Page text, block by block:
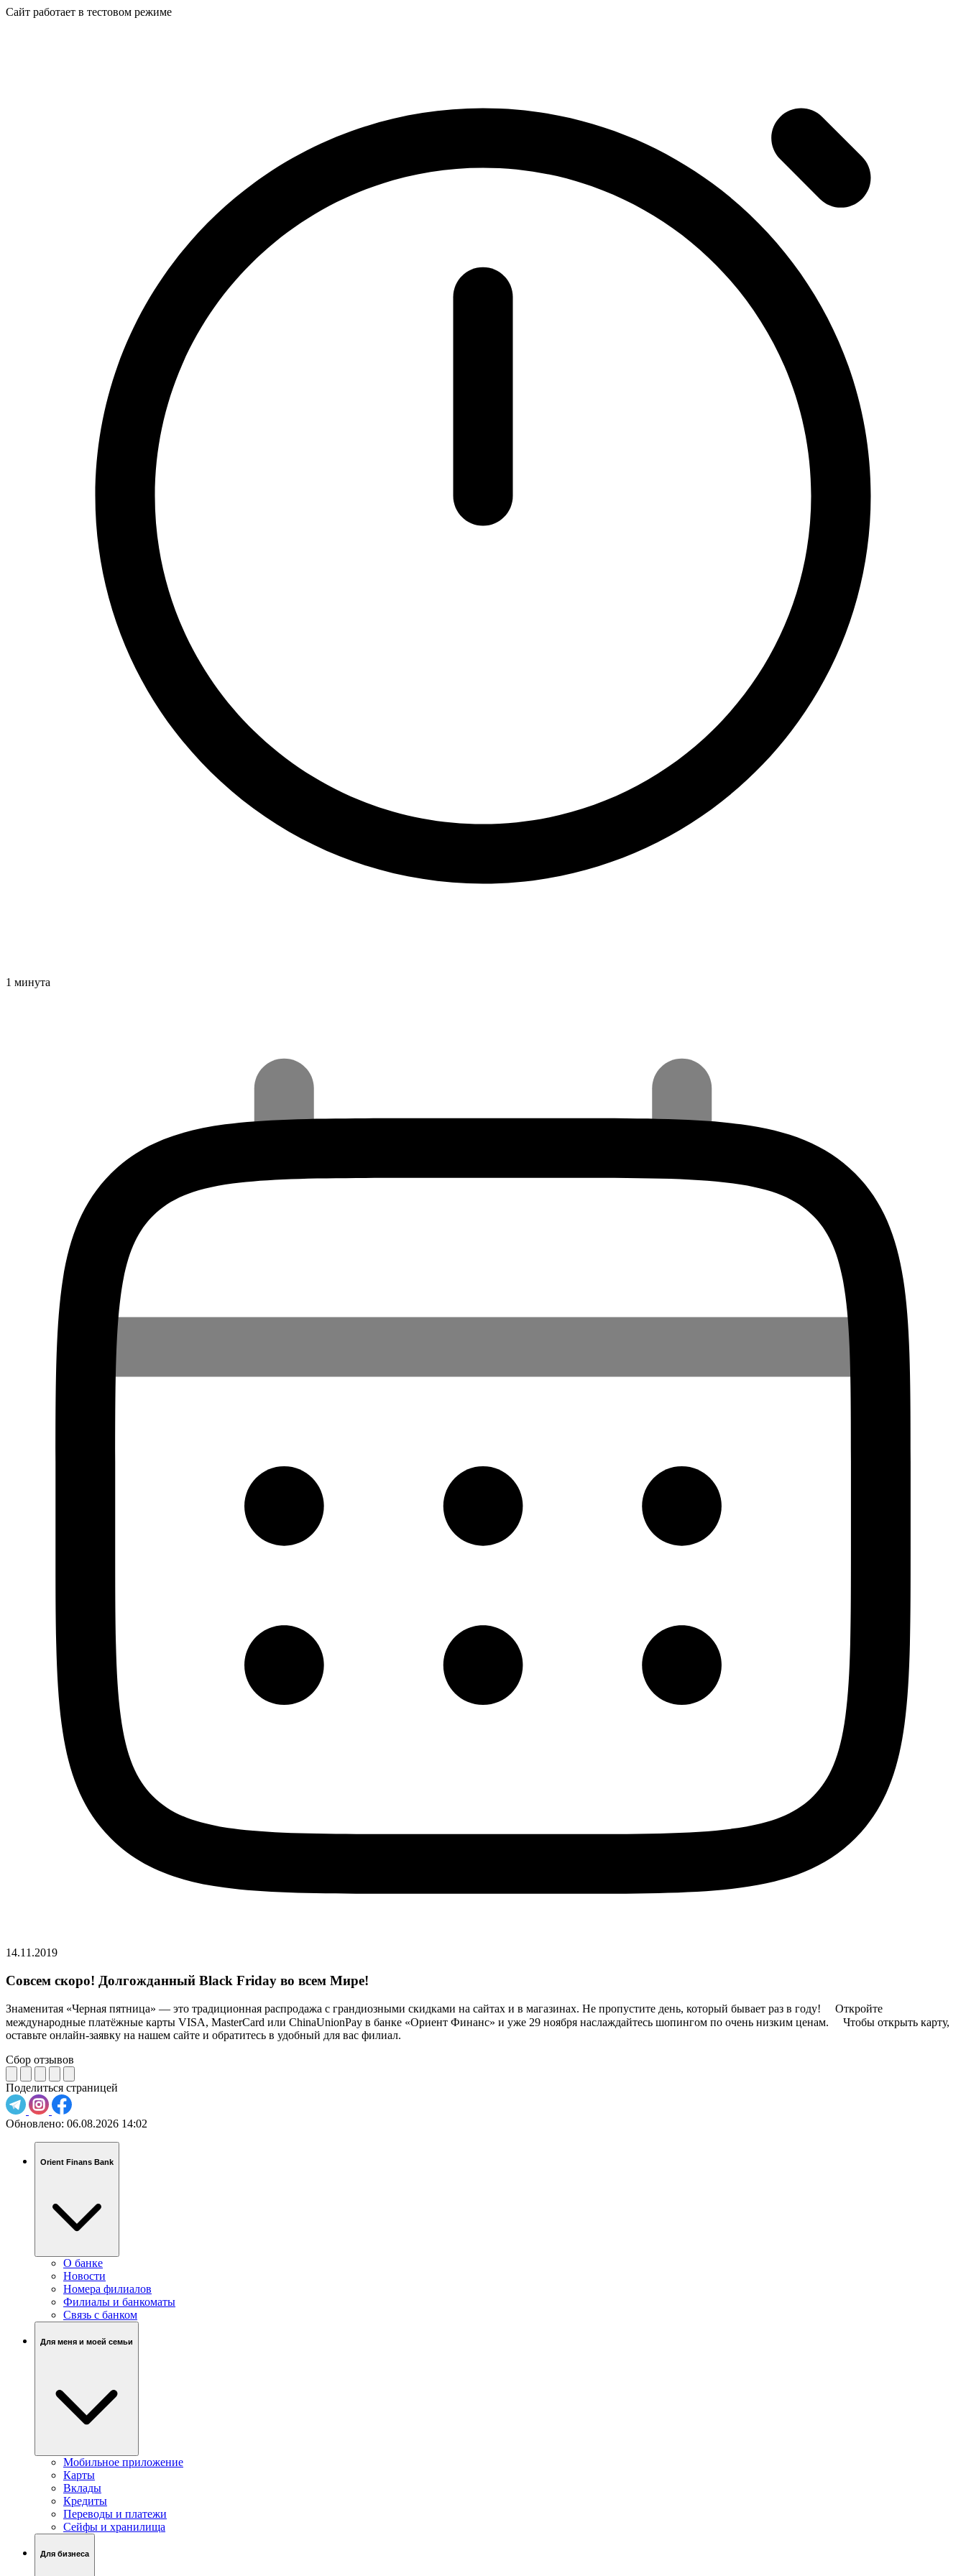
Сайт работает в тестовом режиме
1 минута
14.11.2019
Совсем скоро! Долгожданный Black Friday во всем Мире!
Знаменитая «Черная пятница» — это традиционная распродажа с грандиозными скидками на сайтах и в магазинах. Не пропустите день, который бывает раз в году! ⠀ Откройте
международные платёжные карты VISA, MasterCard или ChinaUnionPay в банке «Ориент Финанс» и уже 29 ноября наслаждайтесь шопингом по очень низким ценам. ⠀ Чтобы открыть карту,
оставьте онлайн-заявку на нашем сайте и обратитесь в удобный для вас филиал.
Сбор отзывов
Поделиться страницей
Обновлено: 06.08.2026 14:02
Orient Finans Bank
О банке
Новости
Номера филиалов
Филиалы и банкоматы
Связь c банком
Для меня и моей семьи
Мобильное приложение
Карты
Вклады
Кредиты
Переводы и платежи
Сейфы и хранилища
Для бизнеса